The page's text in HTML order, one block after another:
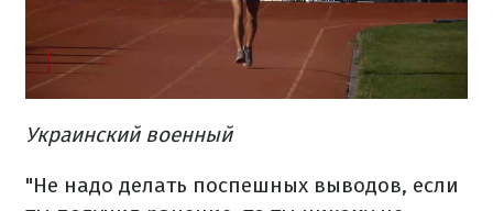
Украинский военный
"Не надо делать поспешных выводов, если